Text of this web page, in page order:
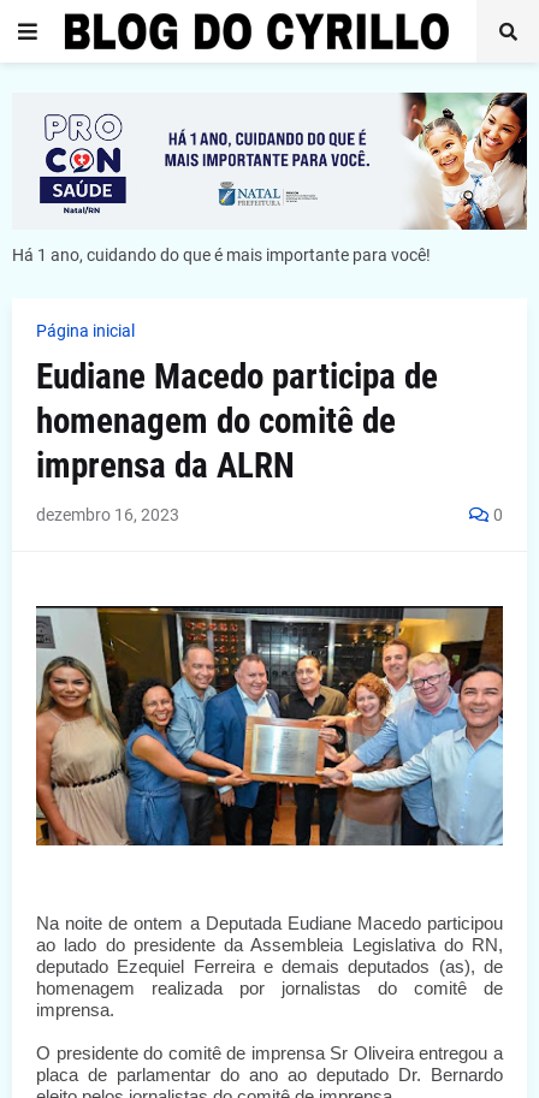
Há 1 ano, cuidando do que é mais importante para você!
Página inicial
Eudiane Macedo participa de
homenagem do comitê de
imprensa da ALRN
dezembro 16, 2023 0
Na noite de ontem a Deputada Eudiane Macedo participou
ao lado do presidente da Assembleia Legislativa do RN,
deputado Ezequiel Ferreira e demais deputados (as), de
homenagem realizada por jornalistas do comitê de
imprensa.
O presidente do comitê de imprensa Sr Oliveira entregou a
placa de parlamentar do ano ao deputado Dr. Bernardo